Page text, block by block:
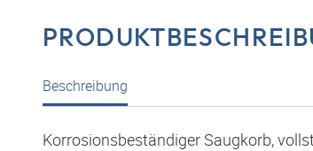
Beschreibung
Korrosionsbeständiger Saugkorb,